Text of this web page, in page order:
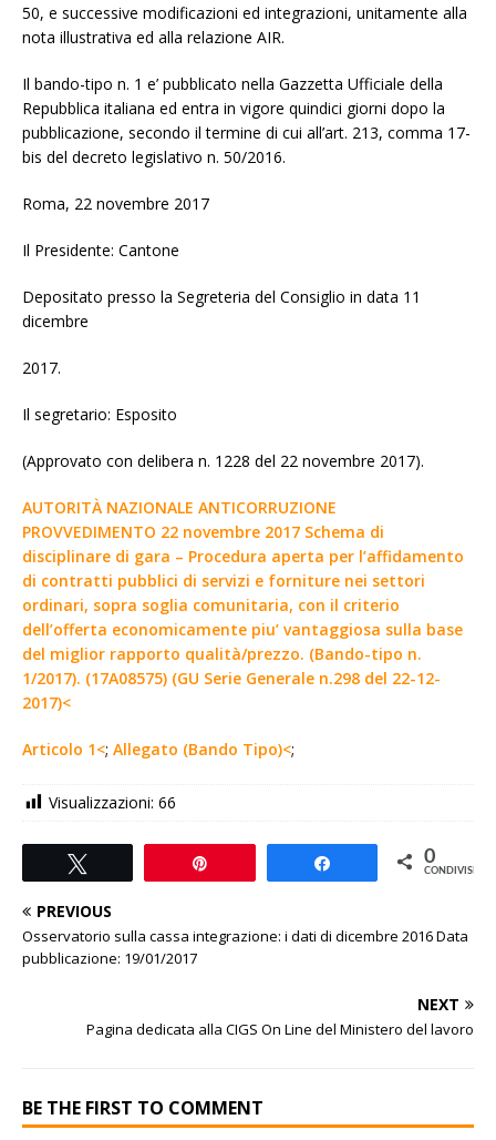
50, e successive modificazioni ed integrazioni, unitamente alla
nota illustrativa ed alla relazione AIR.
Il bando-tipo n. 1 e’ pubblicato nella Gazzetta Ufficiale della
Repubblica italiana ed entra in vigore quindici giorni dopo la
pubblicazione, secondo il termine di cui all’art. 213, comma 17-
bis del decreto legislativo n. 50/2016.
Roma, 22 novembre 2017
Il Presidente: Cantone
Depositato presso la Segreteria del Consiglio in data 11
dicembre
2017.
Il segretario: Esposito
(Approvato con delibera n. 1228 del 22 novembre 2017).
AUTORITÀ NAZIONALE ANTICORRUZIONE
PROVVEDIMENTO 22 novembre 2017 Schema di
disciplinare di gara – Procedura aperta per l’affidamento
di contratti pubblici di servizi e forniture nei settori
ordinari, sopra soglia comunitaria, con il criterio
dell’offerta economicamente piu’ vantaggiosa sulla base
del miglior rapporto qualità/prezzo. (Bando-tipo n.
1/2017). (17A08575) (GU Serie Generale n.298 del 22-12-
2017)<
Articolo 1<; Allegato (Bando Tipo)<;
Visualizzazioni: 66
0
CONDIVISIONI
PREVIOUS
Osservatorio sulla cassa integrazione: i dati di dicembre 2016 Data
pubblicazione: 19/01/2017
NEXT
Pagina dedicata alla CIGS On Line del Ministero del lavoro
BE THE FIRST TO COMMENT